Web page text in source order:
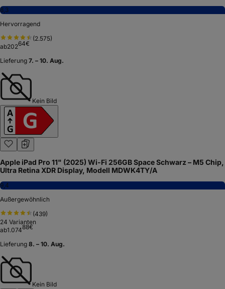
8,3
Hervorragend
(2.575)
ab20264€
Lieferung 7. – 10. Aug.
Kein Bild
Apple iPad Pro 11" (2025) Wi-Fi 256GB Space Schwarz – M5 Chip,
Ultra Retina XDR Display, Modell MDWK4TY/A
9,4
Außergewöhnlich
(439)
24 Varianten
ab1.07488€
Lieferung 8. – 10. Aug.
Kein Bild